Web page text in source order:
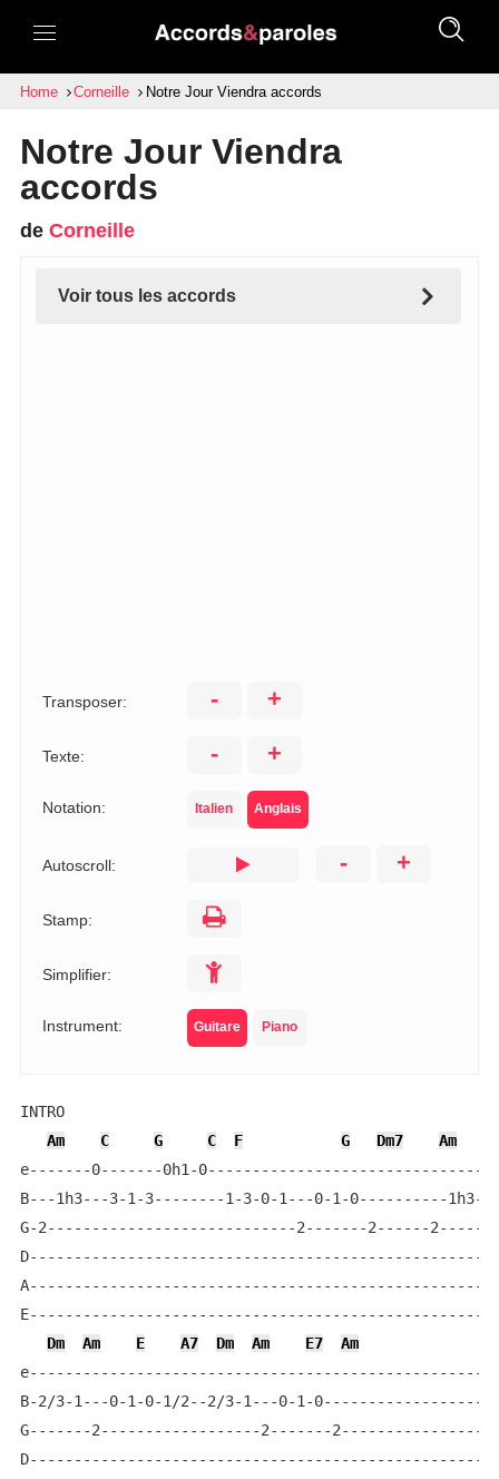
Home Corneille Notre Jour Viendra accords
Notre Jour Viendra
accords
de Corneille
Voir tous les accords
Transposer: - +
Texte: - +
Notation: Italien Anglais
Autoscroll: - +
Stamp:
Simplifier:
Instrument: Guitare Piano
INTRO
Am
C G C F G Dm7 Am
e-------0-------0h1-0-------------------------------
B---1h3---3-1-3--------1-3-0-1---0-1-0----------
G-2----------------------------2-------2------
Dm
Am E A7 Dm Am E7
Am
B-2/3-1---0-1-0-1/2--2/3-1---0-1-
G-------2------------------2-------